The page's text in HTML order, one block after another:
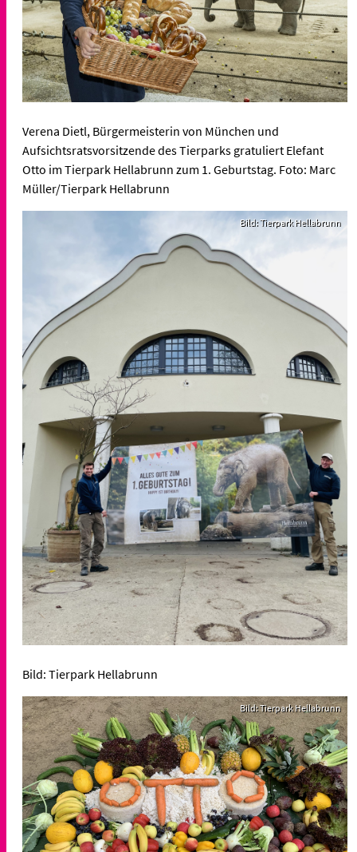
Verena Dietl, Bürgermeisterin von München und
Aufsichtsratsvorsitzende des Tierparks gratuliert Elefant
Otto im Tierpark Hellabrunn zum 1. Geburtstag. Foto: Marc
Müller/Tierpark Hellabrunn
Bild: Tierpark Hellabrunn
Bild: Tierpark Hellabrunn
Bild: Tierpark Hellabrunn